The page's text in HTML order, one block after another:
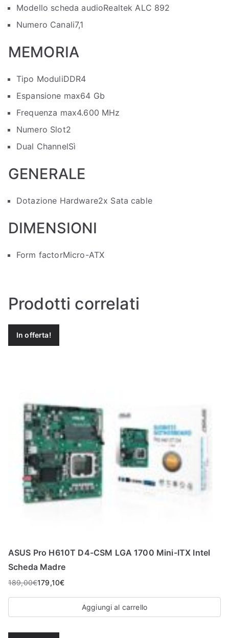
Modello scheda audioRealtek ALC 892
Numero Canali7,1
MEMORIA
Tipo ModuliDDR4
Espansione max64 Gb
Frequenza max4.600 MHz
Numero Slot2
Dual ChannelSì
GENERALE
Dotazione Hardware2x Sata cable
DIMENSIONI
Form factorMicro-ATX
Prodotti correlati
In offerta!
ASUS Pro H610T D4-CSM LGA 1700 Mini-ITX Intel
Scheda Madre
189,00€179,10€
Aggiungi al carrello